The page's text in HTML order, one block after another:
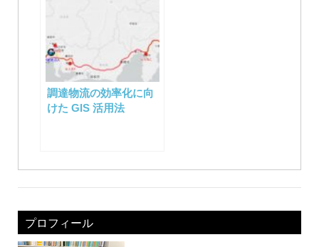
調達物流の効率化に向
けた GIS 活用法
プロフィール